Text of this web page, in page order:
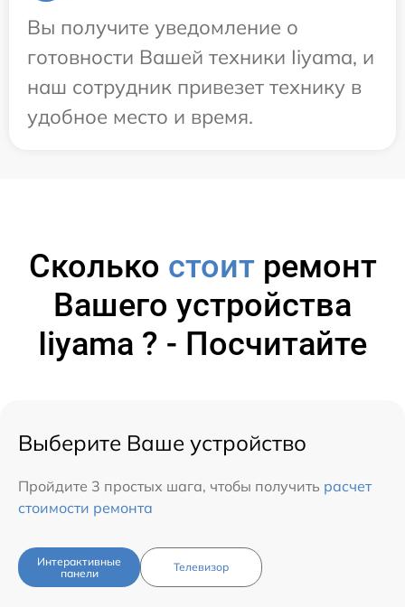
Вы получите уведомление о
готовности Вашей техники Iiyama, и
наш сотрудник привезет технику в
удобное место и время.
Сколько стоитремонт
Вашего устройства
Iiyama ? - Посчитайте
Выберите Ваше устройство
Пройдите 3 простых шага, чтобы получить расчет
стоимости ремонта
Интерактивные
панели
Телевизор